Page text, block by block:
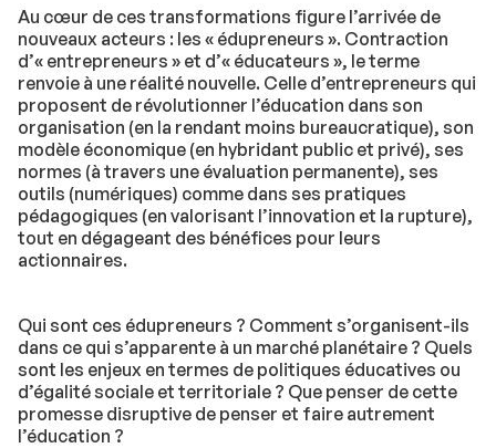
Au cœur de ces transformations figure l’arrivée de
nouveaux acteurs : les « édupreneurs ». Contraction
d’« entrepreneurs » et d’« éducateurs », le terme
renvoie à une réalité nouvelle. Celle d’entrepreneurs qui
proposent de révolutionner l’éducation dans son
organisation (en la rendant moins bureaucratique), son
modèle économique (en hybridant public et privé), ses
normes (à travers une évaluation permanente), ses
outils (numériques) comme dans ses pratiques
pédagogiques (en valorisant l’innovation et la rupture),
tout en dégageant des bénéfices pour leurs
actionnaires.
Qui sont ces édupreneurs ? Comment s’organisent-ils
dans ce qui s’apparente à un marché planétaire ? Quels
sont les enjeux en termes de politiques éducatives ou
d’égalité sociale et territoriale ? Que penser de cette
promesse disruptive de penser et faire autrement
l’éducation ?